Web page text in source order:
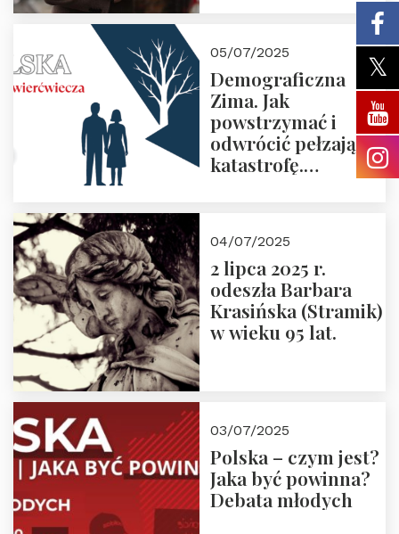
05/07/2025
Demograficzna
Zima. Jak
powstrzymać i
odwrócić pełzającą
katastrofę.
Nowego
Ćwierćwiecza”
04/07/2025
2 lipca 2025 r.
odeszła Barbara
Krasińska (Stramik)
w wieku 95 lat.
03/07/2025
Polska – czym jest?
Jaka być powinna?
Debata młodych